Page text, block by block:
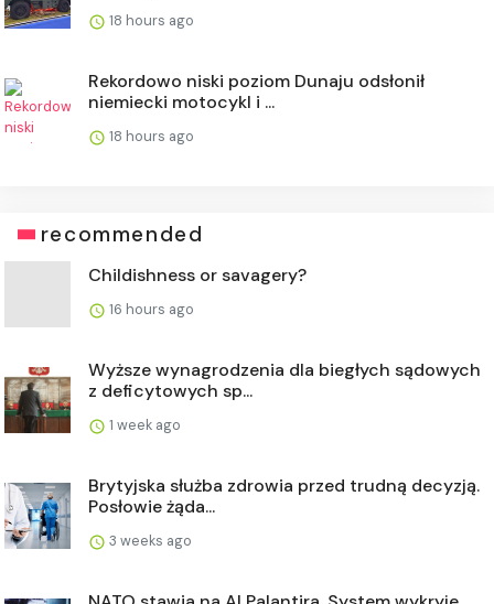
18 hours ago
Rekordowo niski poziom Dunaju odsłonił
niemiecki motocykl i ...
18 hours ago
recommended
Childishness or savagery?
16 hours ago
Wyższe wynagrodzenia dla biegłych sądowych
z deficytowych sp...
1 week ago
Brytyjska służba zdrowia przed trudną decyzją.
Posłowie żąda...
3 weeks ago